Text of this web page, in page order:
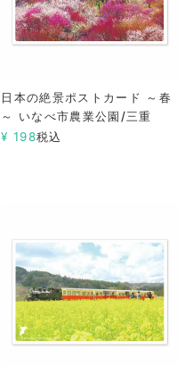
日本の絶景ポストカード ～春
～ いなべ市農業公園/三重
¥ 198税込